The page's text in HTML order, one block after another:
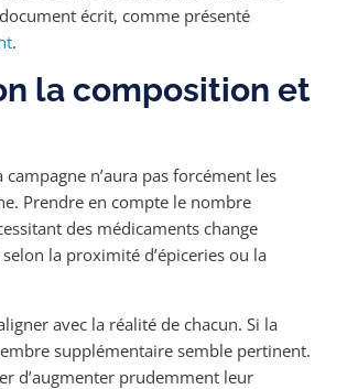
écrit, comme présenté
.
la composition et
n’aura pas forcément les
Prendre en compte le nombre
des médicaments change
la proximité d’épiceries ou la
avec la réalité de chacun. Si la
supplémentaire semble pertinent.
d’augmenter prudemment leur